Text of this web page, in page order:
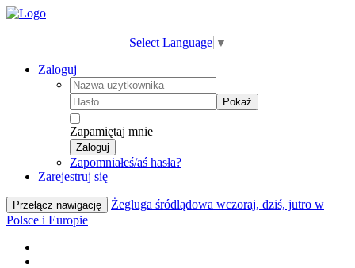
Select Language ▼
Zaloguj
Pokaż
Zapamiętaj mnie
Zaloguj
Zapomniałeś/aś hasła?
Zarejestruj się
Przełącz nawigację
Żegluga śródlądowa wczoraj, dziś, jutro w
Polsce i Europie